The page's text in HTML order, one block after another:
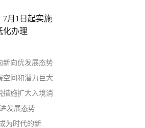
7月1日起实施
化办理
新向优发展态势
空间和潜力巨大
措施扩大入境消
发展态势
为时代的新